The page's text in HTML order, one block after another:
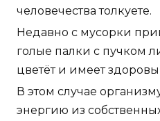
человечества толкуете.
Недавно с мусорки
голые палки с пучком
цветёт и имеет
В этом случае
энергию из